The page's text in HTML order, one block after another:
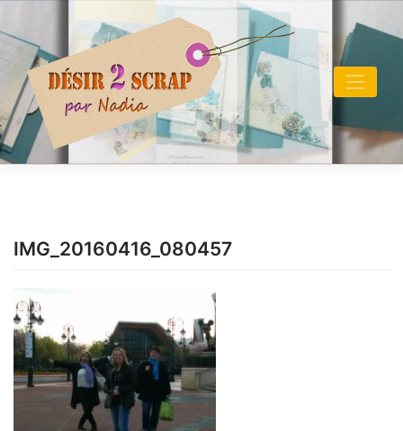
content
IMG_20160416_080457